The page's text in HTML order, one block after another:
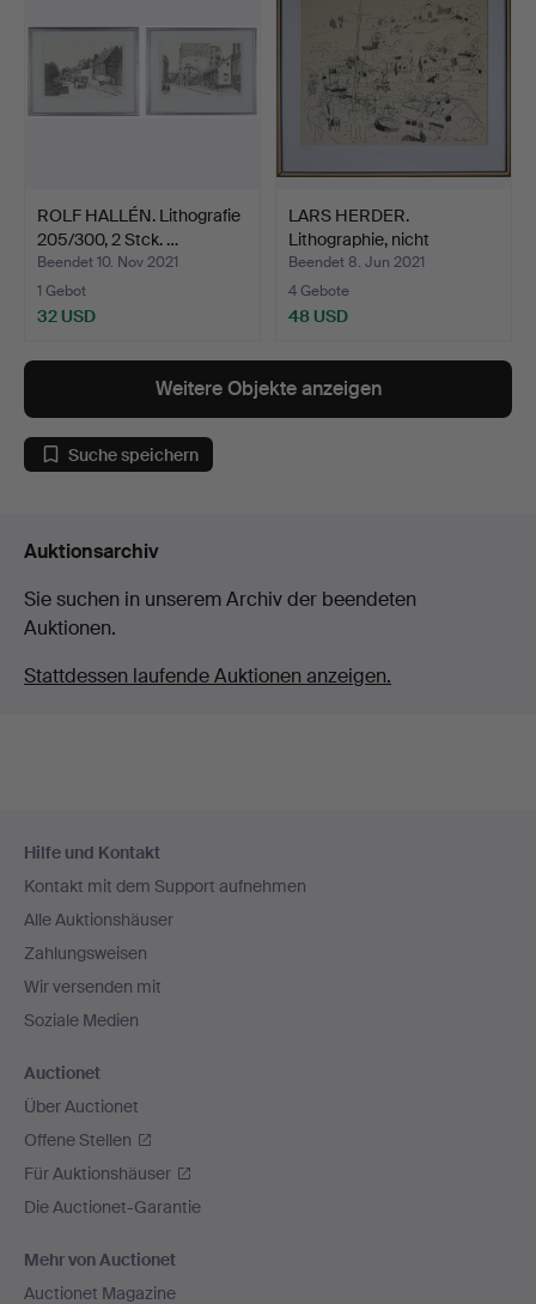
ROLF HALLÉN. Lithografie
205/300, 2 Stck. …
Beendet 10. Nov 2021
1 Gebot
32 USD
LARS HERDER.
Lithographie, nicht
nummerier…
Beendet 8. Jun 2021
4 Gebote
48 USD
Weitere Objekte anzeigen
Suche speichern
Auktionsarchiv
Sie suchen in unserem Archiv der beendeten
Auktionen.
Stattdessen laufende Auktionen anzeigen.
Navigation
Hilfe und Kontakt
Kontakt mit dem Support aufnehmen
Alle Auktionshäuser
Zahlungsweisen
Wir versenden mit
Soziale Medien
Auctionet
Über Auctionet
Offene Stellen
Für Auktionshäuser
Die Auctionet-Garantie
Mehr von Auctionet
Auctionet Magazine